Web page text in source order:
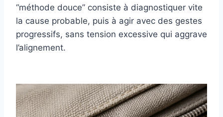
“méthode douce” consiste à diagnostiquer vite
la cause probable, puis à agir avec des gestes
progressifs, sans tension excessive qui aggrave
l’alignement.